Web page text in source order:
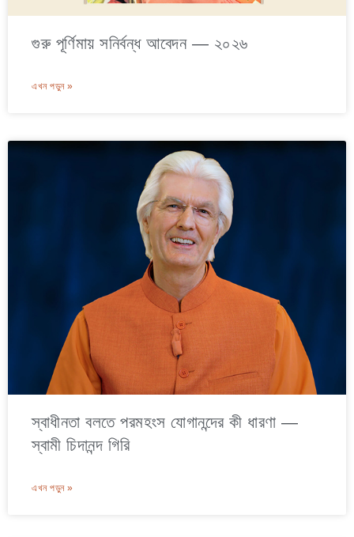
গুরু পূর্ণিমায় সনির্বন্ধ আবেদন — ২০২৬
এখন পড়ুন »
স্বাধীনতা বলতে পরমহংস যোগানন্দের কী ধারণা —
স্বামী চিদানন্দ গিরি
এখন পড়ুন »